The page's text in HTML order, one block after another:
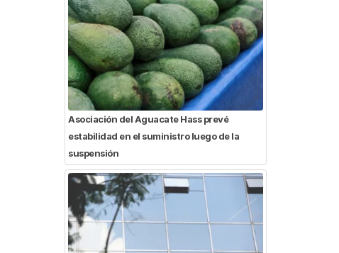
Asociación del Aguacate Hass prevé
estabilidad en el suministro luego de la
suspensión